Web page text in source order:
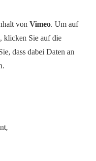
vonVimeo. Um auf
klicken Sie auf die
dass dabei Daten an